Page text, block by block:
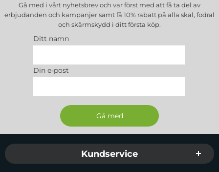
Gå med i vårt nyhetsbrev och var först med att få ta del av
erbjudanden och kampanjer samt få 10% rabatt på alla skal, fodral
och skärmskydd i ditt första köp.
Ditt namn
Din e-post
Sidfot Blandad info och länkar
Kundservice